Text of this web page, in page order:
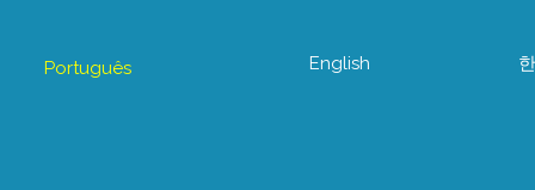
Português English